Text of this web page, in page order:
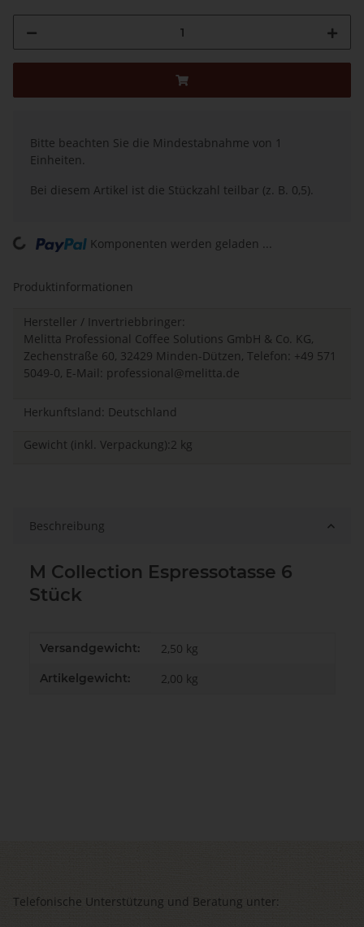
Bitte beachten Sie die Mindestabnahme von 1
Einheiten.
Bei diesem Artikel ist die Stückzahl teilbar (z. B. 0,5).
Komponenten werden geladen ...
Produktinformationen
Hersteller / Invertriebbringer:
Melitta Professional Coffee Solutions GmbH & Co. KG,
Zechenstraße 60, 32429 Minden-Dützen, Telefon: +49 571
5049-0, E-Mail: professional@melitta.de
Herkunftsland: Deutschland
Gewicht (inkl. Verpackung):2 kg
Beschreibung
M Collection Espressotasse 6
Stück
Produkteigenschaft
Wert
Versandgewicht: 2,50 kg
Artikelgewicht: 2,00 kg
Telefonische Unterstützung und Beratung unter: